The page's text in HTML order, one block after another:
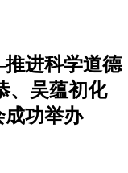
进科学道德
、吴蕴初化
成功举办